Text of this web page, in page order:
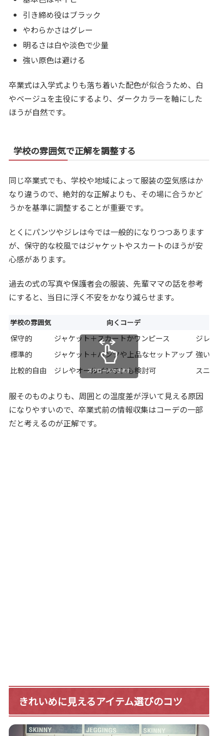
引き締め役はブラック
やわらかさはグレー
明るさは白や淡色で少量
強い原色は避ける
卒業式は入学式よりも落ち着いた配色が似合うため、白
やベージュを主役にするより、ダークカラーを軸にした
ほうが自然です。
学校の雰囲気で正解を調整する
同じ卒業式でも、学校や地域によって服装の空気感はか
なり違うので、絶対的な正解よりも、その場に合うかど
うかを基準に調整することが重要です。
とくにパンツやジレは今では一般的になりつつあります
が、保守的な校風ではジャケットやスカートのほうが安
心感があります。
過去の式の写真や保護者会の服装、先輩ママの話を参考
にすると、当日に浮く不安をかなり減らせます。
学校の雰囲気 向くコーデ
保守的 ジャケット＋スカートかワンピース
ジレ
標準的
ジャケット＋パンツや上品なセットアップ 強い
比較的自由
ジレやオールインワンも検討可 スニ
スクロールできます
服そのものよりも、周囲との温度差が浮いて見える原因
になりやすいので、卒業式前の情報収集はコーデの一部
だと考えるのが正解です。
きれいめに見えるアイテム選びのコツ